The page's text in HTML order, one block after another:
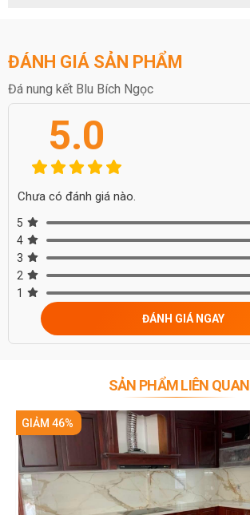
ĐÁNH GIÁ SẢN PHẨM
Đá nung kết Blu Bích Ngọc
5.0
Chưa có đánh giá nào.
5
4
3
2
1
ĐÁNH GIÁ NGAY
SẢN PHẨM LIÊN QUAN
GIẢM 46%